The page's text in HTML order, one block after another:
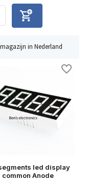
in Nederland
led display
common Anode